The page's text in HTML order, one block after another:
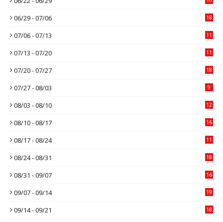
06/29 - 07/06 18
07/06 - 07/13 11
07/13 - 07/20 11
07/20 - 07/27 18
07/27 - 08/03 9
08/03 - 08/10 12
08/10 - 08/17 16
08/17 - 08/24 11
08/24 - 08/31 18
08/31 - 09/07 16
09/07 - 09/14 19
09/14 - 09/21 18